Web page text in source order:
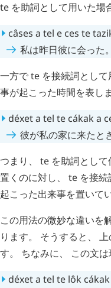
te を助詞として用いた場
câses a tel e ces te
私は昨日彼に会った。
一方でte を接続詞として
事が起こった時間を表しま
déxeta tel te cákak a
彼が私の家に来たと
つまり、 te を助詞とし
置くのに対し、 te を接
起こった出来事を置いて
この用法の微妙な違いを
ります。 そうすると、
す。 ちなみに、 この文
déxeta tel te lôk cákak